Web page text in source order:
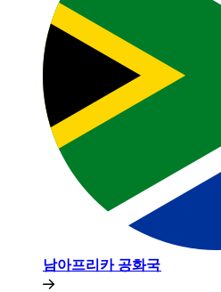
남아프리카 공화국​​